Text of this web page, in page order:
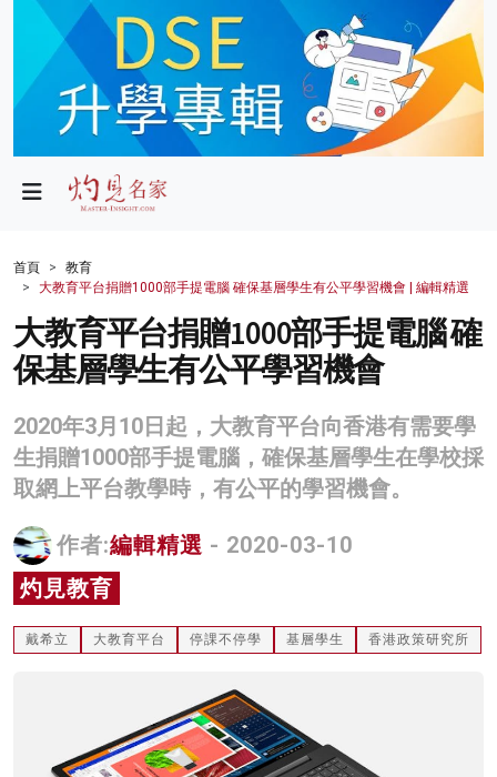
政局
財經
生活
健康
商業
科技
影片
名家榜
灼見活動
首頁
教育
大教育平台捐贈1000部手提電腦 確保基層學生有公平學習機會 | 編輯精選
大教育平台捐贈1000部手提電腦 確
保基層學生有公平學習機會
2020年3月10日起，大教育平台向香港有需要學
生捐贈1000部手提電腦，確保基層學生在學校採
取網上平台教學時，有公平的學習機會。
作者:編輯精選 - 2020-03-10
灼見教育
戴希立 大教育平台 停課不停學 基層學生 香港政策研究所